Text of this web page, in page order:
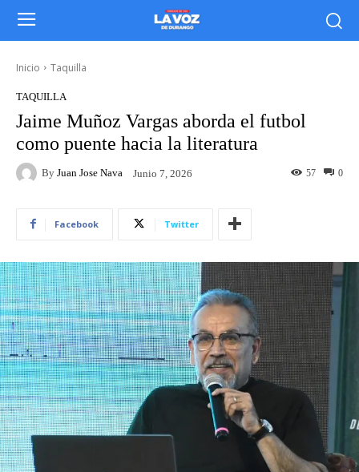
Inicio Taquilla
TAQUILLA
Jaime Muñoz Vargas aborda el futbol
como puente hacia la literatura
By Juan Jose Nava Junio 7, 2026 0
57
Facebook Twitter